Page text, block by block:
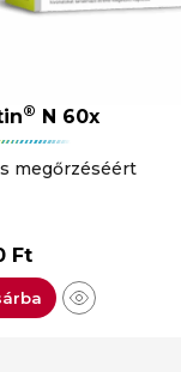
® N 60x
megőrzéséért
Ft